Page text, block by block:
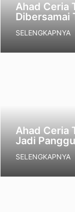
Ahad Ceria
Dibersamai
SELENGKAPNYA
Ahad Ceria
Jadi
SELENGKAPNYA